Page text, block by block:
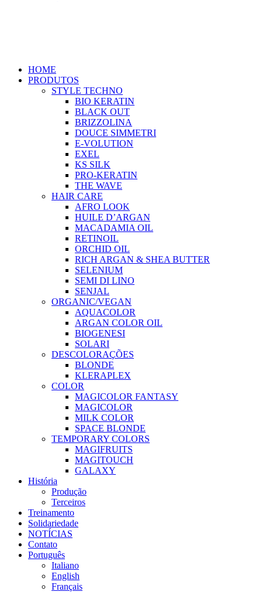
HOME
PRODUTOS
STYLE TECHNO
BIO KERATIN
BLACK OUT
BRIZZOLINA
DOUCE SIMMETRI
E-VOLUTION
EXEL
KS SILK
PRO-KERATIN
THE WAVE
HAIR CARE
AFRO LOOK
HUILE D’ARGAN
MACADAMIA OIL
RETINOIL
ORCHID OIL
RICH ARGAN & SHEA BUTTER
SELENIUM
SEMI DI LINO
SENJAL
ORGANIC/VEGAN
AQUACOLOR
ARGAN COLOR OIL
BIOGENESI
SOLARI
DESCOLORAÇÕES
BLONDE
KLERAPLEX
COLOR
MAGICOLOR FANTASY
MAGICOLOR
MILK COLOR
SPACE BLONDE
TEMPORARY COLORS
MAGIFRUITS
MAGITOUCH
GALAXY
História
Produção
Terceiros
Treinamento
Solidariedade
NOTÍCIAS
Contato
Português
Italiano
English
Français